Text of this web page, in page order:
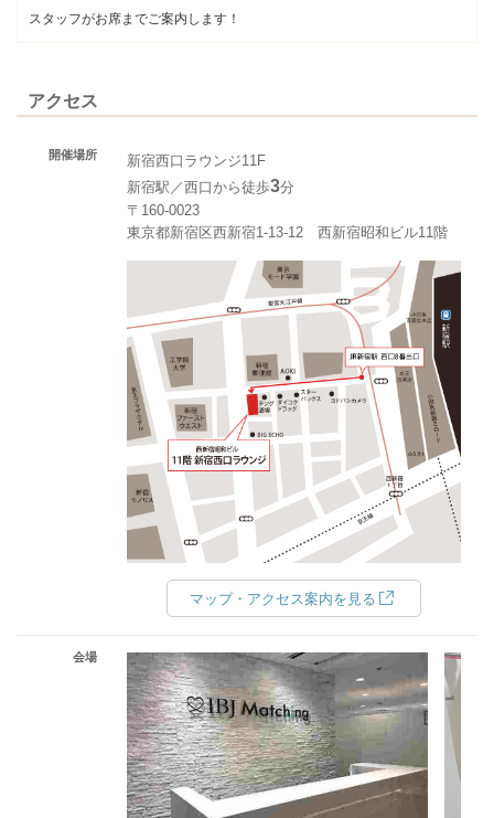
スタッフがお席までご案内します！
アクセス
開催場所
新宿西口ラウンジ11F
新宿駅／西口から徒歩3分
〒160-0023
東京都新宿区西新宿1-13-12 西新宿昭和ビル11階
マップ・アクセス案内を見る
会場